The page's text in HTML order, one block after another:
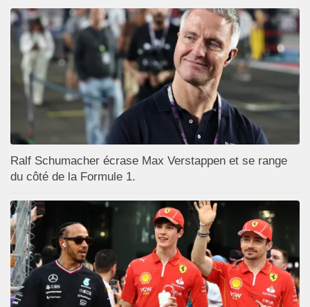
Ralf Schumacher écrase Max Verstappen et se range
du côté de la Formule 1.